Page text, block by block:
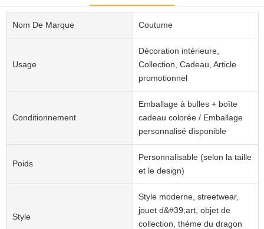
Nom De Marque Coutume
Usage
Décoration intérieure,
Collection, Cadeau, Article
promotionnel
Conditionnement
Emballage à bulles + boîte
cadeau colorée / Emballage
personnalisé disponible
Poids
Personnalisable (selon la taille
et le design)
Style
Style moderne, streetwear,
jouet d&#39;art, objet de
collection, thème du dragon